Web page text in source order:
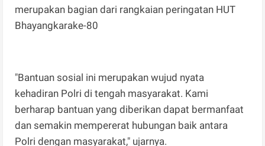
merupakan bagian dari rangkaian peringatan HUT
Bhayangkarake-80
"Bantuan sosial ini merupakan wujud nyata
kehadiran Polri di tengah masyarakat. Kami
berharap bantuan yang diberikan dapat bermanfaat
dan semakin mempererat hubungan baik antara
Polri dengan masyarakat," ujarnya.